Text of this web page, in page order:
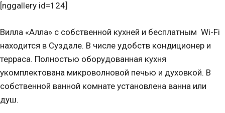
[nggallery id=124]
Вилла «Алла» с собственной кухней и бесплатным Wi-Fi
находится в Суздале. В числе удобств кондиционер и
терраса. Полностью оборудованная кухня
укомплектована микроволновой печью и духовкой. В
собственной ванной комнате установлена ванна или
душ.